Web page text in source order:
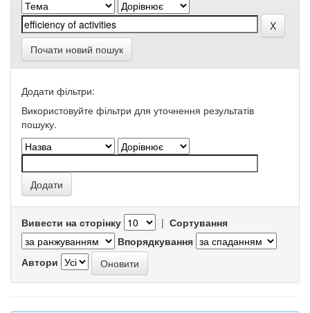
Почати новий пошук
Додати фільтри:
Використовуйте фільтри для уточнення результатів
пошуку.
Вивести на сторінку | Сортування
Впорядкування
Автори